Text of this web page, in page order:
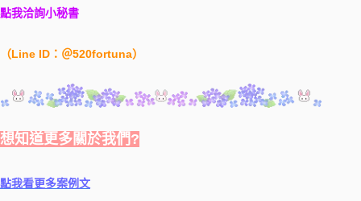
點我洽詢小秘書
（Line ID：＠520fortuna）
想知道更多關於我們?
點我看更多案例文